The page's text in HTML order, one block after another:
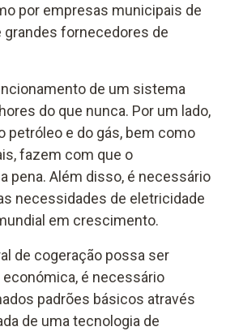
por empresas municipais de
fornecedores de
de um sistema
do que nunca. Por um lado,
petróleo e do gás, bem como
fazem com que o
pena. Além disso, é necessário
necessidades de eletricidade
em crescimento.
de cogeração possa ser
é necessário
padrões básicos através
de uma tecnologia de